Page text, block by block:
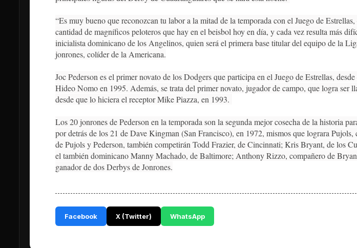
“Es muy bueno que reconozcan tu labor a la mitad de la temporada con el Juego de
cantidad de magníficos peloteros que hay en el beisbol hoy en día, y cada vez resulta más
inicialista dominicano de los Angelinos, quien será el primera base titular del equipo de la
jonrones, colíder de la Americana.
Joc Pederson es el primer novato de los Dodgers que participa en el Juego de Estrellas,
Hideo Nomo en 1995. Además, se trata del primer novato, jugador de campo, que logra ser
desde que lo hiciera el receptor Mike Piazza, en 1993.
Los 20 jonrones de Pederson en la temporada son la segunda mejor cosecha de la historia
por detrás de los 21 de Dave Kingman (San Francisco), en 1972, mismos que lograra
de Pujols y Pederson, también competirán Todd Frazier, de Cincinnati; Kris Bryant, de los
el también dominicano Manny Machado, de Baltimore; Anthony Rizzo, compañero de
ganador de dos Derbys de Jonrones.
Facebook X (Twitter) WhatsApp